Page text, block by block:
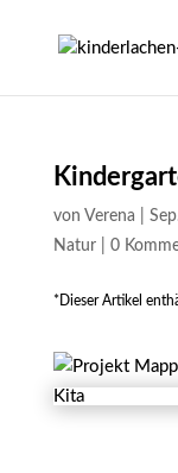
von Verena
Natur| 0
*Dieser Artikel